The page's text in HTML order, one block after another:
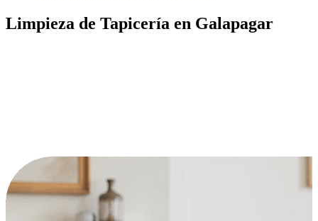
Limpieza de Tapicería en Galapagar